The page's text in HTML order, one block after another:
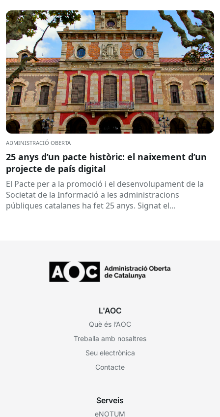
ADMINISTRACIÓ OBERTA
25 anys d’un pacte històric: el naixement d’un
projecte de país digital
El Pacte per a la promoció i el desenvolupament de la
Societat de la Informació a les administracions
públiques catalanes ha fet 25 anys. Signat el...
L'AOC
Què és l’AOC
Treballa amb nosaltres
Seu electrònica
Contacte
Serveis
eNOTUM